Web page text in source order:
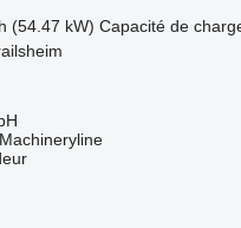
(54.47 kW) Capacité de